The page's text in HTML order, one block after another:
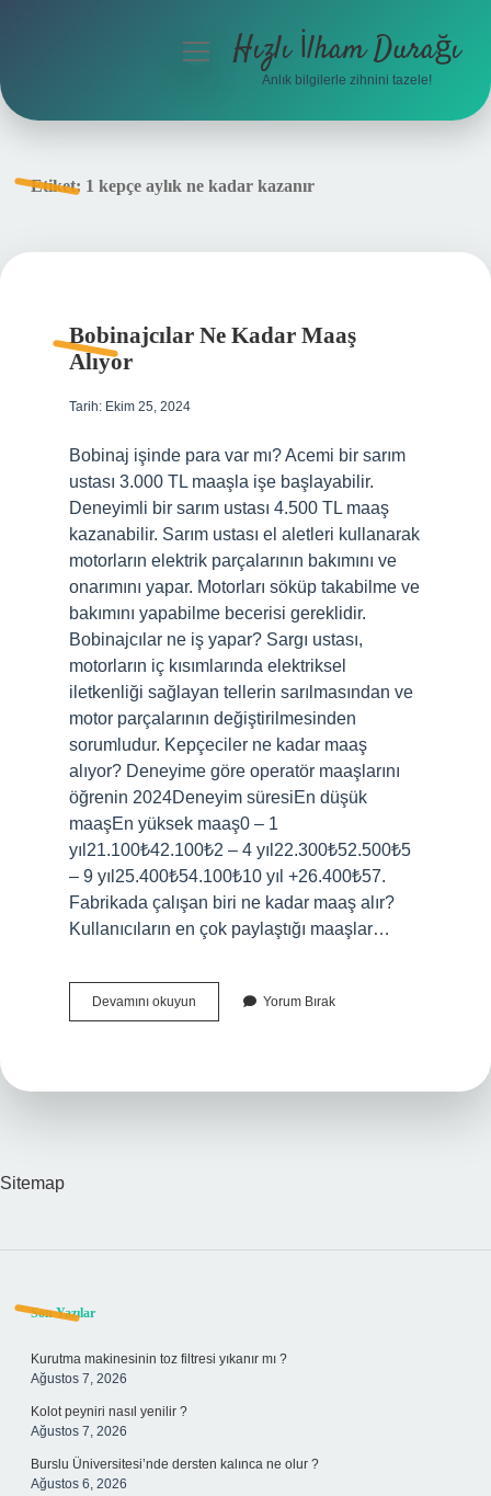
menüyüHızlı İlham Durağı
Anlık bilgilerle zihnini tazele!
Etiket: 1 kepçe aylık ne kadar kazanır
Bobinajcılar Ne Kadar Maaş
Alıyor
Tarih: Ekim 25, 2024
Bobinaj işinde para var mı? Acemi bir sarım
ustası 3.000 TL maaşla işe başlayabilir.
Deneyimli bir sarım ustası 4.500 TL maaş
kazanabilir. Sarım ustası el aletleri kullanarak
motorların elektrik parçalarının bakımını ve
onarımını yapar. Motorları söküp takabilme ve
bakımını yapabilme becerisi gereklidir.
Bobinajcılar ne iş yapar? Sargı ustası,
motorların iç kısımlarında elektriksel
iletkenliği sağlayan tellerin sarılmasından ve
motor parçalarının değiştirilmesinden
sorumludur. Kepçeciler ne kadar maaş
alıyor? Deneyime göre operatör maaşlarını
öğrenin 2024Deneyim süresiEn düşük
maaşEn yüksek maaş0 – 1
yıl21.100₺42.100₺2 – 4 yıl22.300₺52.500₺5
– 9 yıl25.400₺54.100₺10 yıl +26.400₺57.
Fabrikada çalışan biri ne kadar maaş alır?
Kullanıcıların en çok paylaştığı maaşlar…
Devamını okuyun Bobinajcılar
Ne
Yorum Bırak
Sitemap
Sidebar
Son Yazılar
Kurutma makinesinin toz filtresi yıkanır mı ?
Ağustos 7, 2026
Kolot peyniri nasıl yenilir ?
Ağustos 7, 2026
Burslu Üniversitesi’nde dersten kalınca ne olur ?
Ağustos 6, 2026